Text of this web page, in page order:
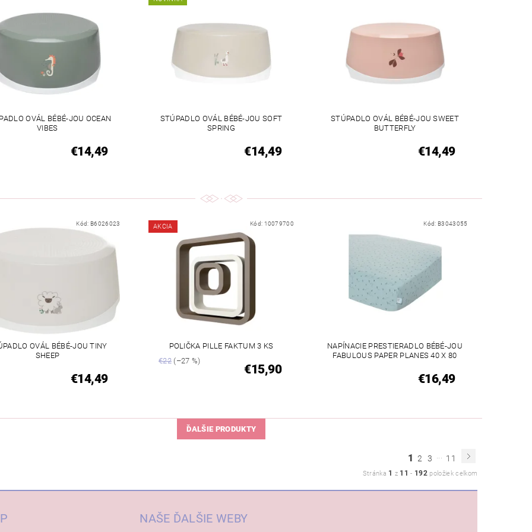
OVÁL BÉBÉ-JOU OCEAN
VIBES
€14,49
STÚPADLO OVÁL BÉBÉ-JOU SOFT
SPRING
€14,49
STÚPADLO OVÁL BÉBÉ-JOU SWEET
BUTTERFLY
€14,49
Kód: B6026023
OVÁL BÉBÉ-JOU TINY
SHEEP
€14,49
AKCIA Kód: 10079700
POLIČKA PILLE FAKTUM 3 KS
€22(–27 %)
€15,90
Kód: B3043055
NAPÍNACIE PRESTIERADLO BÉBÉ-JOU
FABULOUS PAPER PLANES 40 X 80
€16,49
ĎALŠIE PRODUKTY
1 2 3 11
Stránka 1 z 11 - 192 položiek celkom
NAŠE ĎALŠIE WEBY